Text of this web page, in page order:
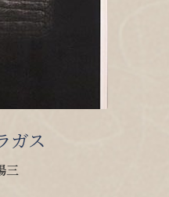
ガス
三